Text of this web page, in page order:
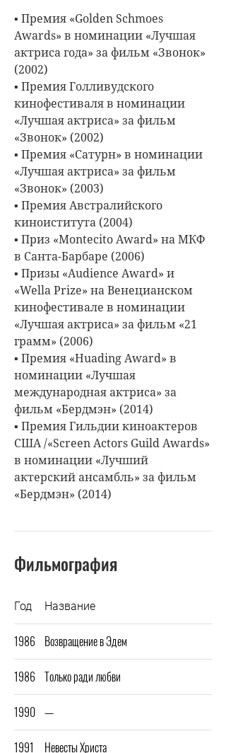
▪ Премия «Golden Schmoes
Awards» в номинации «Лучшая
актриса года» за фильм «Звонок»
(2002)
▪ Премия Голливудского
кинофестиваля в номинации
«Лучшая актриса» за фильм
«Звонок» (2002)
▪ Премия «Сатурн» в номинации
«Лучшая актриса» за фильм
«Звонок» (2003)
▪ Премия Австралийского
киноиститута (2004)
▪ Приз «Montecito Award» на МКФ
в Санта-Барбаре (2006)
▪ Призы «Audience Award» и
«Wella Prize» на Венецианском
кинофестивале в номинации
«Лучшая актриса» за фильм «21
грамм» (2006)
▪ Премия «Huading Award» в
номинации «Лучшая
международная актриса» за
фильм «Бердмэн» (2014)
▪ Премия Гильдии киноактеров
США /«Screen Actors Guild Awards»
в номинации «Лучший
актерский ансамбль» за фильм
«Бердмэн» (2014)
Фильмография
Год Название
1986 Возвращение в Эдем
1986 Только ради любви
1990 —
1991 Невесты Христа